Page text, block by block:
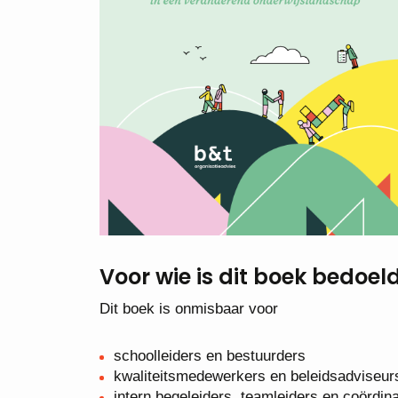
Voor wie is dit boek
Dit boek is onmisbaar voor
schoolleiders en bestuurders
kwaliteitsmedewerkers en